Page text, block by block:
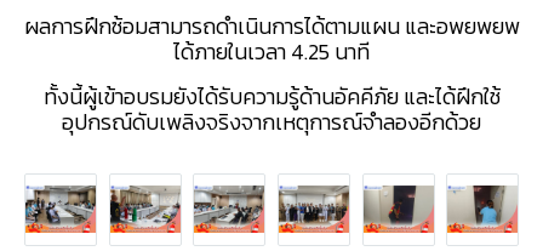
ผลการฝึกซ้อมสามารถดำเนินการได้ตามแผน และอพยพยพ
ได้ภายในเวลา 4.25 นาที
ทั้งนี้ผู้เข้าอบรมยังได้รับความรู้ด้านอัคคีภัย และได้ฝึกใช้
อุปกรณ์ดับเพลิงจริงจากเหตุการณ์จำลองอีกด้วย